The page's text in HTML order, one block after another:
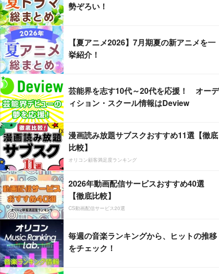
勢ぞろい！
【夏アニメ2026】7月期夏の新アニメを一
挙紹介！
芸能界を志す10代～20代を応援！ オーデ
ィション・スクール情報はDeview
漫画読み放題サブスクおすすめ11選【徹底
比較】
オリコン顧客満足度ランキング
2026年動画配信サービスおすすめ40選
【徹底比較】
CS動画配信サービス20選
毎週の音楽ランキングから、ヒットの推移
をチェック！